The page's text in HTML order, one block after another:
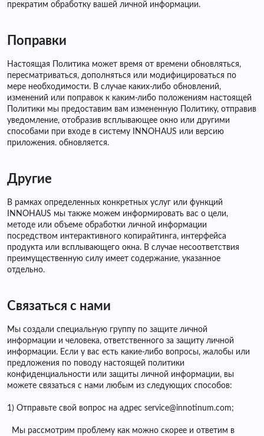
прекратим обработку вашей личной информации.
Поправки
Настоящая Политика может время от времени обновляться,
пересматриваться, дополняться или модифицироваться по
мере необходимости. В случае каких-либо обновлений,
изменений или поправок к каким-либо положениям настоящей
Политики мы предоставим вам измененную Политику, отправив
уведомление, отобразив всплывающее окно или другими
способами при входе в систему INNOHAUS или версию
приложения. обновляется.
Другие
В рамках определенных конкретных услуг или функций
INNOHAUS мы также можем информировать вас о цели,
методе или объеме обработки личной информации
посредством интерактивного копирайтинга, интерфейса
продукта или всплывающего окна. В случае несоответствия
преимущественную силу имеет содержание, указанное
отдельно.
Связаться с нами
Мы создали специальную группу по защите личной
информации и человека, ответственного за защиту личной
информации. Если у вас есть какие-либо вопросы, жалобы или
предложения по поводу настоящей политики
конфиденциальности или защиты личной информации, вы
можете связаться с нами любым из следующих способов:
1) Отправьте свой вопрос на адрес service@innotinum.com;
Мы рассмотрим проблему как можно скорее и ответим в